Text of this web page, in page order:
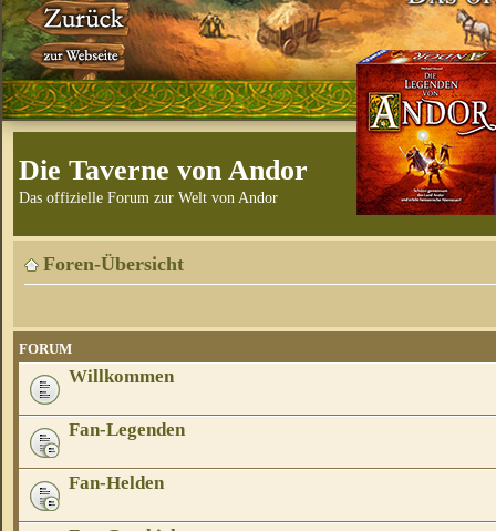
Die Taverne von Andor
Das offizielle Forum zur Welt von Andor
Foren-Übersicht
FORUM
Willkommen
Fan-Legenden
Fan-Helden